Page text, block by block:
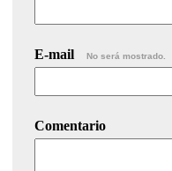
E-mail No será mostrado.
Comentario